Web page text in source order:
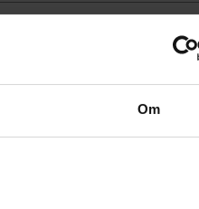
Om
Perspektiv.pdf